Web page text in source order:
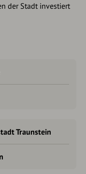
der Stadt investiert
Traunstein